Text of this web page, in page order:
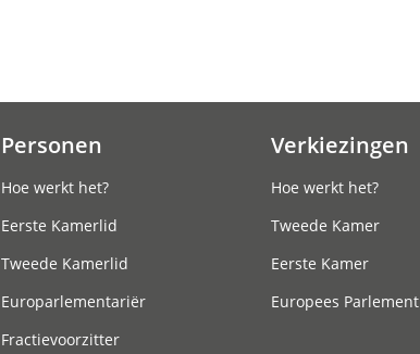
Personen
Hoe werkt het?
Eerste Kamerlid
Tweede Kamerlid
Europarlementariër
Fractievoorzitter
Verkiezingen
Hoe werkt het?
Tweede Kamer
Eerste Kamer
Europees Parlement